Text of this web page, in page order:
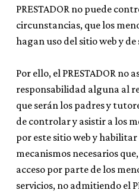
PRESTADOR no puede
circunstancias, que los
hagan uso del sitio web y de
Por ello, el PRESTADOR no
responsabilidad alguna al
que serán los padres y
de controlar y asistir a los
por este sitio web y
mecanismos necesarios
acceso por parte de los
servicios, no admitiendo el